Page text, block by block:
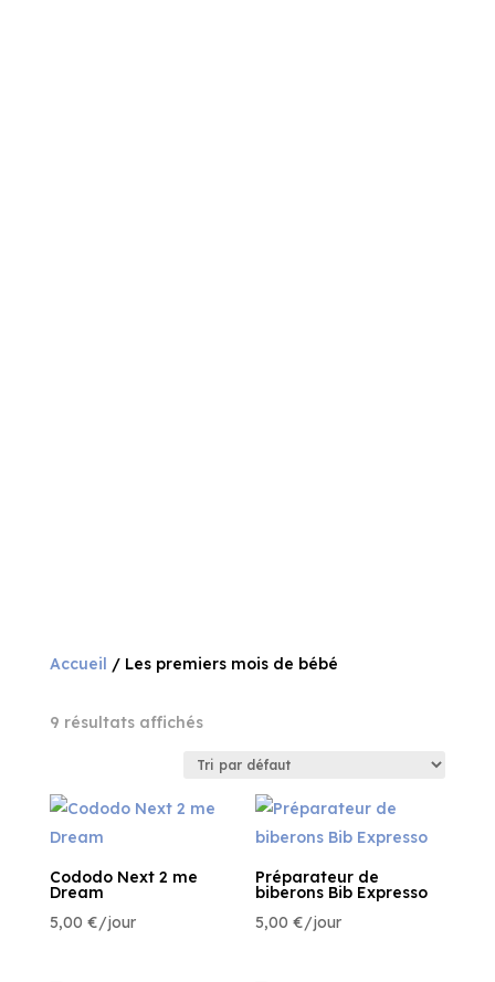
Accueil / Les premiers mois de bébé
9 résultats affichés
Cododo Next 2 me
Dream
5,00 €/jour
Préparateur de
biberons Bib Expresso
5,00€/jour